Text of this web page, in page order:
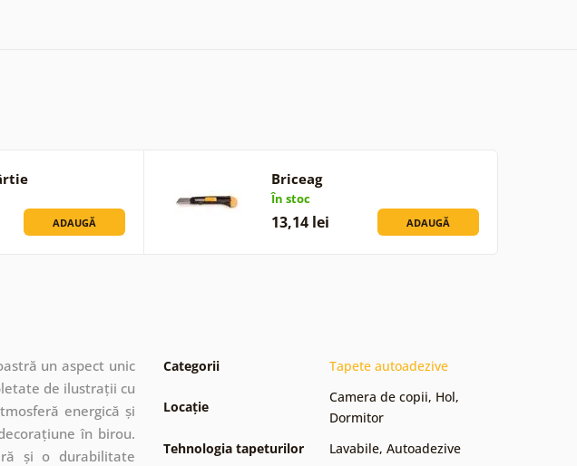
ADAUGĂ
Briceag
În stoc
13,14 lei ADAUGĂ
un aspect unic
de ilustrații cu
energică și
în birou.
și o durabilitate
Categorii Tapete autoadezive
Locație
Camera de copii, Hol,
Dormitor
Tehnologia tapeturilor
Lavabile, Autoadezive